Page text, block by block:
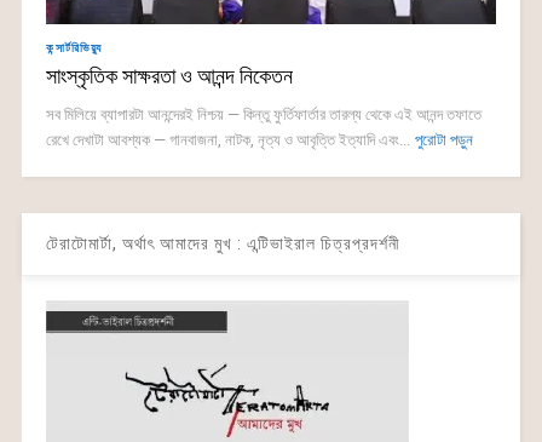
কন্সার্টরিভিয়্যু
সাংস্কৃতিক সাক্ষরতা ও আনন্দ নিকেতন
সব মিলিয়ে ব্যাপারটা আনন্দেরই নিশ্চয় — কিন্তু ফুর্তিফার্তার তারল্য থেকে এই আনন্দ তফাতে
রেখে দেখাটা আবশ্যক — গানবাজনা, নাটক, নৃত্য ও আবৃত্তি ইত্যাদি এবং... পুরোটা পড়ুন
টেরাটোমার্টা, অর্থাৎ আমাদের মুখ : এন্টিভাইরাল চিত্রপ্রদর্শনী